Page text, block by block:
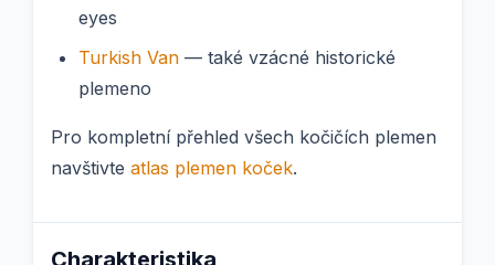
eyes
Turkish Van — také vzácné historické
plemeno
Pro kompletní přehled všech kočičích plemen
navštivte atlas plemen koček.